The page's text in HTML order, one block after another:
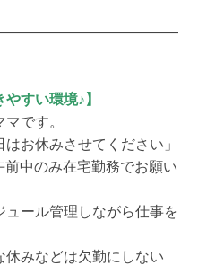
すい環境♪】
です。
お休みさせてください」
前中のみ在宅勤務でお願い
ール管理しながら仕事を
休みなどは欠勤にしない